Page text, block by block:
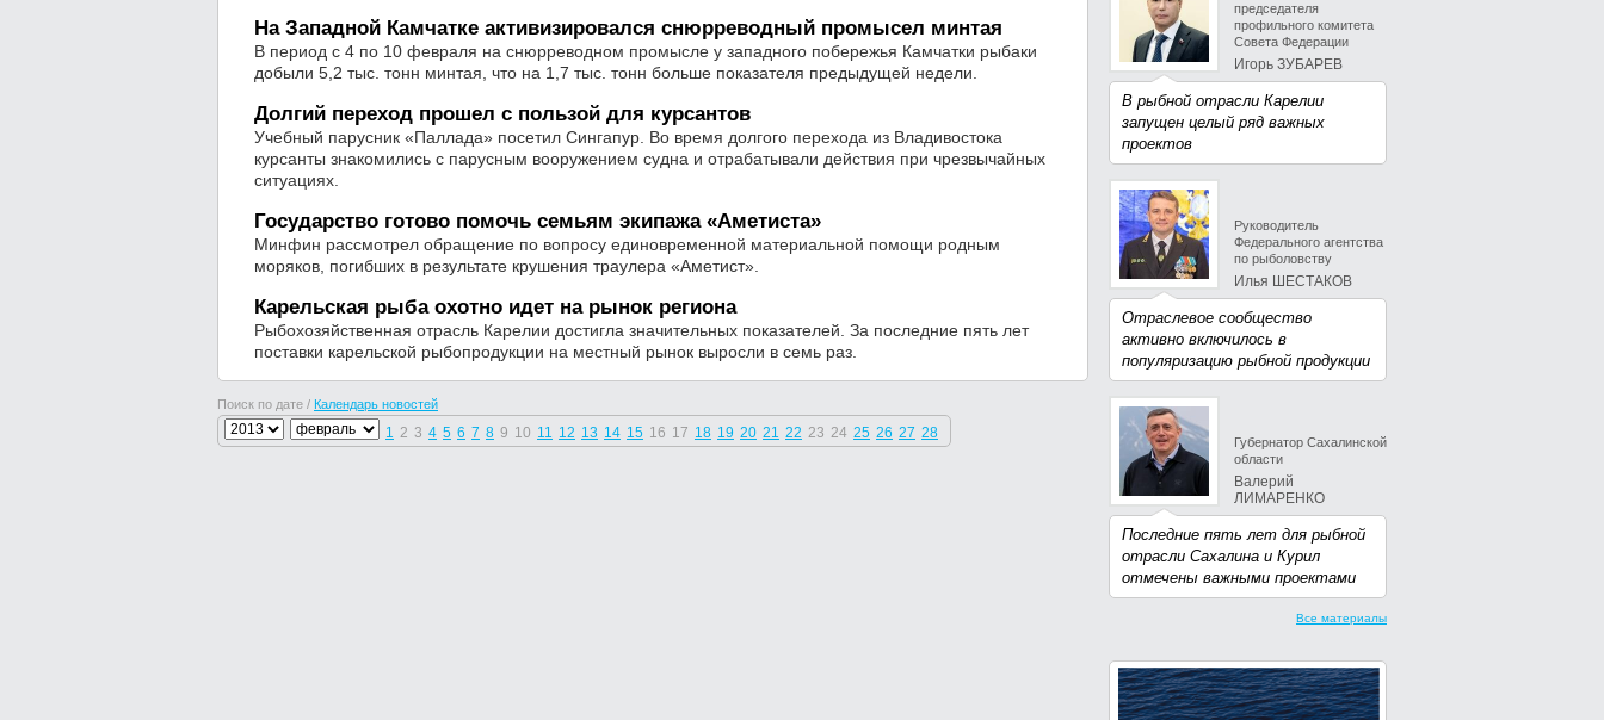
На Западной Камчатке активизировался снюрреводный промысел минтая
В период с 4 по 10 февраля на снюрреводном промысле у западного побережья Камчатки рыбаки
добыли 5,2 тыс. тонн минтая, что на 1,7 тыс. тонн больше показателя предыдущей недели.
Долгий переход прошел с пользой для курсантов
Учебный парусник «Паллада» посетил Сингапур. Во время долгого перехода из Владивостока
курсанты знакомились с парусным вооружением судна и отрабатывали действия при чрезвычайных
ситуациях.
Государство готово помочь семьям экипажа «Аметиста»
Минфин рассмотрел обращение по вопросу единовременной материальной помощи родным
моряков, погибших в результате крушения траулера «Аметист».
Карельская рыба охотно идет на рынок региона
Рыбохозяйственная отрасль Карелии достигла значительных показателей. За последние пять лет
поставки карельской рыбопродукции на местный рынок выросли в семь раз.
Поиск по дате / Календарь новостей
1 2 3 4 5 6 7 8 9 10 11 12 13 14 15 16 17 18 19 20 21 22 23 24 25 26 27 28
председателя
профильного комитета
Совета Федерации
Игорь ЗУБАРЕВ
В рыбной отрасли Карелии
запущен целый ряд важных
проектов
Руководитель
Федерального агентства
по рыболовству
Илья ШЕСТАКОВ
Отраслевое сообщество
активно включилось в
популяризацию рыбной продукции
Губернатор Сахалинской
области
Валерий
ЛИМАРЕНКО
Последние пять лет для рыбной
отрасли Сахалина и Курил
отмечены важными проектами
Все материалы